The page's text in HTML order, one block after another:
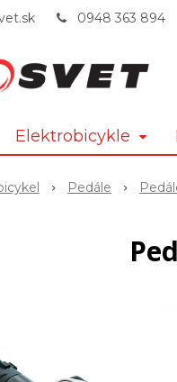
0948 363 894
Elektrobicykle
Pedále